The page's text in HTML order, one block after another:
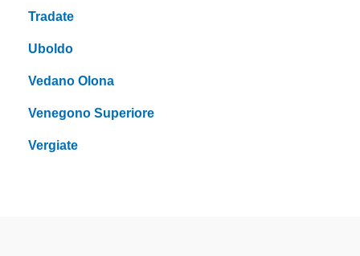
Tradate
Uboldo
Vedano Olona
Venegono Superiore
Vergiate